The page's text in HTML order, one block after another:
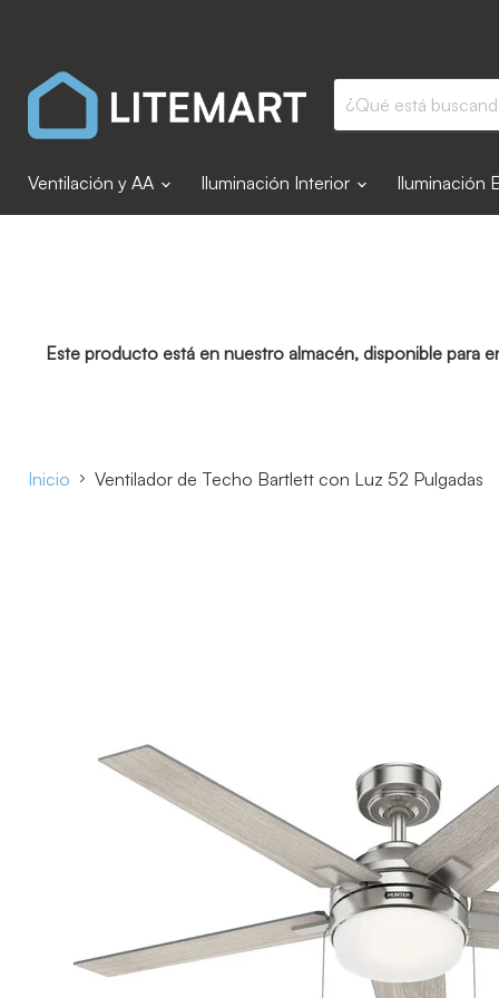
Ventilación y AA Iluminación Interior Iluminación
Este producto está en nuestro almacén, disponible para
Inicio Ventilador de Techo Bartlett con Luz 52 Pulgadas